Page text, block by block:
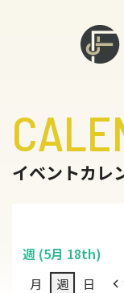
イベントカレ
週 (5月 18th)
月 週 日